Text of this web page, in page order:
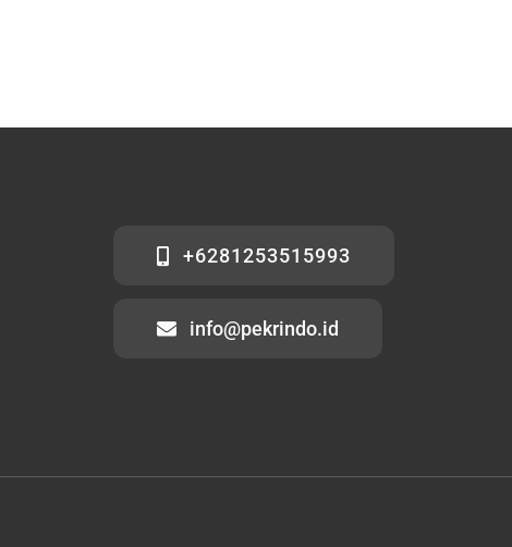
+6281253515993
info@pekrindo.id